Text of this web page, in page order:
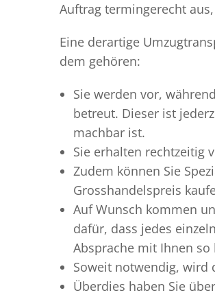
Auftrag termingerecht
Eine derartige
dem gehören:
Sie werden vor,
betreut. Dieser ist
machbar ist.
Sie erhalten rechtzeitig
Zudem können Sie
Grosshandelspreis
Auf Wunsch kommen
dafür, dass jedes
Absprache mit Ihnen
Soweit notwendig, wird
Überdies haben Sie